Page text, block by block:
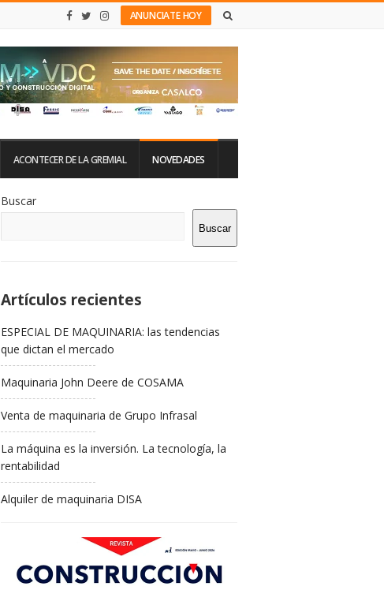
ANUNCIATE HOY
ACONTECER DE LA GREMIAL NOVEDADES
De
La
Buscar
Buscar
Artículos recientes
ESPECIAL DE MAQUINARIA: las tendencias
que dictan el mercado
Maquinaria John Deere de COSAMA
Venta de maquinaria de Grupo Infrasal
La máquina es la inversión. La tecnología, la
rentabilidad
Alquiler de maquinaria DISA